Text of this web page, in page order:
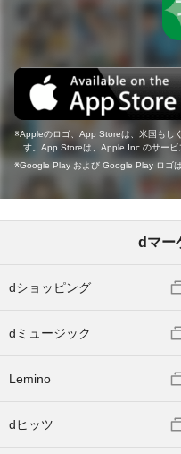
Appleのロゴ、App Storeは、米国もし
す。App Storeは、Apple Inc.のサービ
Google Play および Google Play ロゴ
dマー
dショッピング
dミュージック
Lemino
dヒッツ